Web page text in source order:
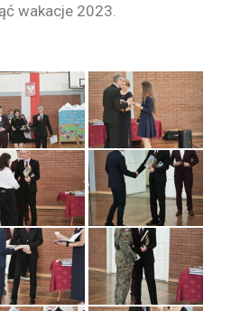
wakacje 2023.